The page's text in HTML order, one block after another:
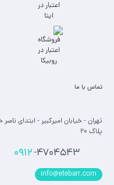
تماس با ما
تهران - خیابان امیرکبیر - ابتدای
پلاک 20
0912-4704543
info@etebarr.com